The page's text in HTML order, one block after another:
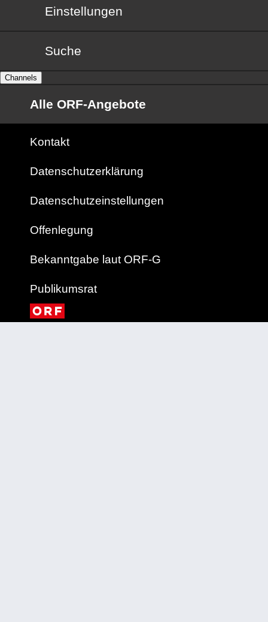
Einstellungen
Suche
Channels
Alle ORF-Angebote
Kontakt
Datenschutzerklärung
Datenschutzeinstellungen
Offenlegung
Bekanntgabe laut ORF-G
Publikumsrat